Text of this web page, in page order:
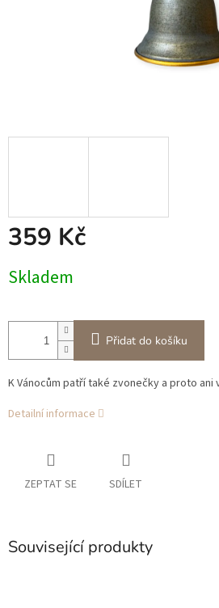
359 Kč
cena:
Skladem
Přidat do košíku
K Vánocům patří také zvonečky a proto ani
Detailní informace
ZEPTAT SE SDÍLET
Související produkty